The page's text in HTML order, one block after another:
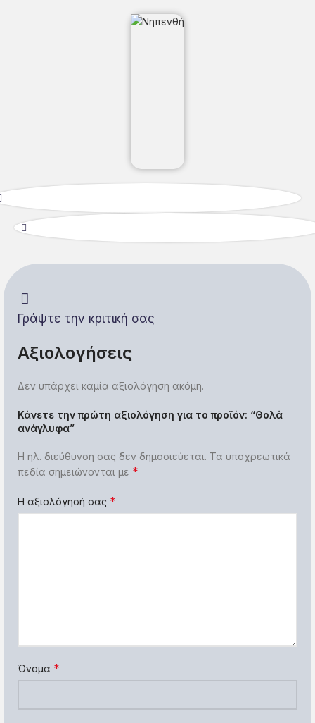
Γράψτε την κριτική σας
Αξιολογήσεις
Δεν υπάρχει καμία αξιολόγηση ακόμη.
Κάνετε την πρώτη αξιολόγηση για το προϊόν: “Θολά
ανάγλυφα”
Η ηλ. διεύθυνση σας δεν δημοσιεύεται. Τα υποχρεωτικά
πεδία σημειώνονται με *
Η αξιολόγησή σας *
Όνομα *